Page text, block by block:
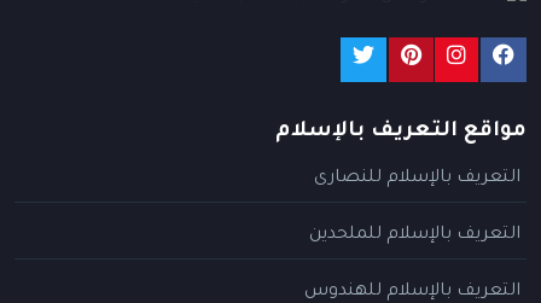
مواقع التعريف بالإسلام
التعريف بالإسلام للنصارى
التعريف بالإسلام للملحدين
التعريف بالإسلام للهندوس